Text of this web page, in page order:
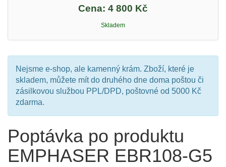
Cena: 4 800 Kč
Skladem
Nejsme e-shop, ale kamenný krám. Zboží, které je
skladem, můžete mít do druhého dne doma poštou či
zásilkovou službou PPL/DPD, poštovné od 5000 Kč
zdarma.
Poptávka po produktu
EMPHASER EBR108-G5